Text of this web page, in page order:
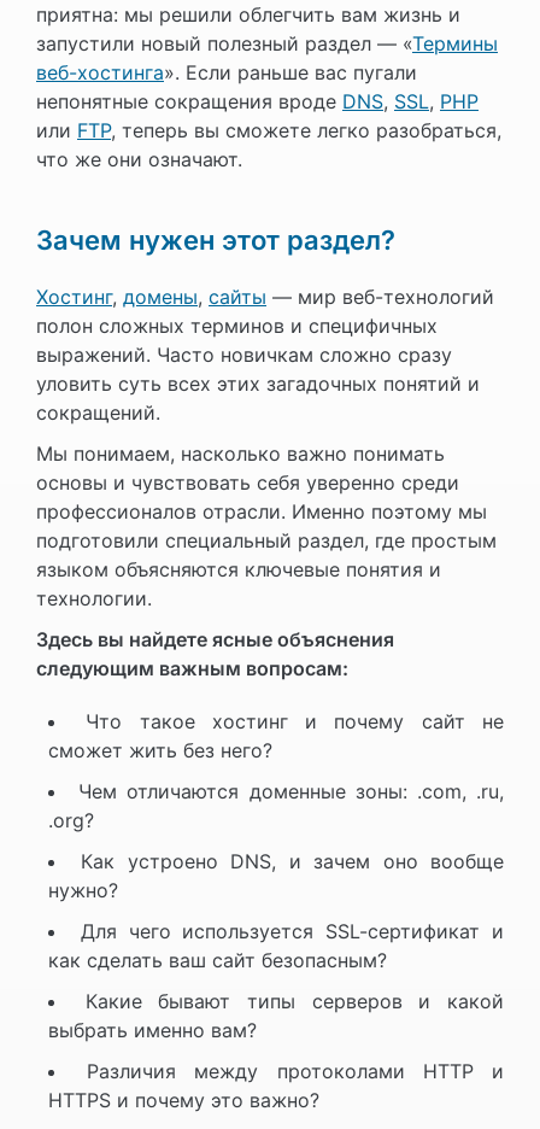
приятна: мы решили облегчить вам жизнь и
запустили новый полезный раздел — «Термины
веб-хостинга». Если раньше вас пугали
непонятные сокращения вроде DNS, SSL, PHP
или FTP, теперь вы сможете легко разобраться,
что же они означают.
Зачем нужен этот раздел?
Хостинг, домены, сайты — мир веб-технологий
полон сложных терминов и специфичных
выражений. Часто новичкам сложно сразу
уловить суть всех этих загадочных понятий и
сокращений.
Мы понимаем, насколько важно понимать
основы и чувствовать себя уверенно среди
профессионалов отрасли. Именно поэтому мы
подготовили специальный раздел, где простым
языком объясняются ключевые понятия и
технологии.
Здесь вы найдете ясные объяснения
следующим важным вопросам:
Что такое хостинг и почему сайт не
сможет жить без него?
Чем отличаются доменные зоны: .com, .ru,
.org?
Как устроено DNS, и зачем оно вообще
нужно?
Для чего используется SSL-сертификат и
как сделать ваш сайт безопасным?
Какие бывают типы серверов и какой
выбрать именно вам?
Различия между протоколами HTTP и
HTTPS и почему это важно?